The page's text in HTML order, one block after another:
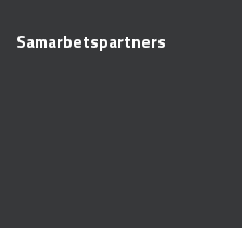
Samarbetspartners